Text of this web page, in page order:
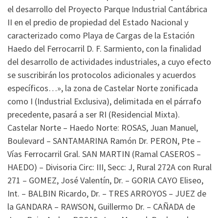
el desarrollo del Proyecto Parque Industrial Cantábrica
II en el predio de propiedad del Estado Nacional y
caracterizado como Playa de Cargas de la Estación
Haedo del Ferrocarril D. F. Sarmiento, con la finalidad
del desarrollo de actividades industriales, a cuyo efecto
se suscribirán los protocolos adicionales y acuerdos
específicos…», la zona de Castelar Norte zonificada
como I (Industrial Exclusiva), delimitada en el párrafo
precedente, pasará a ser RI (Residencial Mixta).
Castelar Norte – Haedo Norte: ROSAS, Juan Manuel,
Boulevard – SANTAMARINA Ramón Dr. PERON, Pte –
Vías Ferrocarril Gral. SAN MARTIN (Ramal CASEROS –
HAEDO) – Divisoria Circ: III, Secc: J, Rural 272A con Rural
271 – GOMEZ, José Valentín, Dr. – GORIA CAYO Eliseo,
Int. – BALBIN Ricardo, Dr. – TRES ARROYOS – JUEZ de
la GANDARA – RAWSON, Guillermo Dr. – CAÑADA de